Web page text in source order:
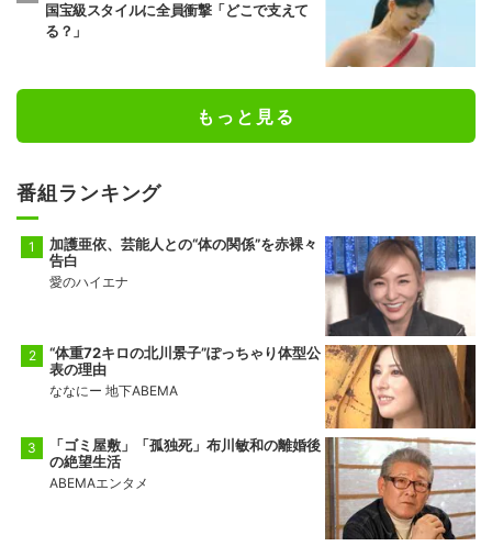
国宝級スタイルに全員衝撃「どこで支えて
る？」
もっと見る
番組ランキング
加護亜依、芸能人との“体の関係”を赤裸々
告白
愛のハイエナ
“体重72キロの北川景子”ぽっちゃり体型公
表の理由
ななにー 地下ABEMA
「ゴミ屋敷」「孤独死」布川敏和の離婚後
の絶望生活
ABEMAエンタメ